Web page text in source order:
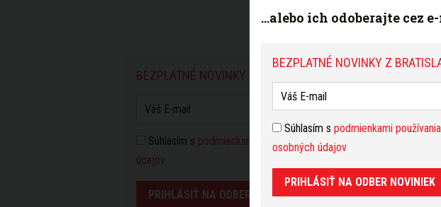
BEZPLATNÉ NOVINKY Z BRATISLAVY RAZ TÝŽDENNE:
Súhlasím s podmienkami používania a potvrdzujem, že som sa
údajov
PRIHLÁSIŤ NA ODBER NOVINIEK
...alebo ich odoberajte cez
BEZPLATNÉ NOVINKY Z
Súhlasím s podmienkami používania
osobných údajov
PRIHLÁSIŤ NA ODBER NOVINIEK